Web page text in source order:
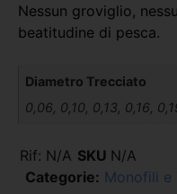
Nessun groviglio,
beatitudine di pesca.
Diametro Trecciato
0,06, 0,10, 0,13, 0,16,
Rif: N/A SKU N/A
Categorie: Monofili e